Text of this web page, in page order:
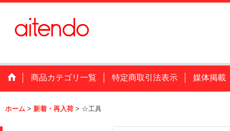
商品カテゴリ一覧 特定商取引法表示 媒体掲載
ホーム > 新着・再入荷 > ☆工具